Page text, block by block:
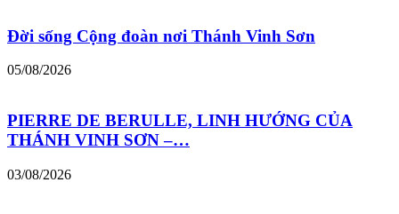
Đời sống Cộng đoàn nơi Thánh Vinh Sơn
05/08/2026
PIERRE DE BERULLE, LINH HƯỚNG CỦA
THÁNH VINH SƠN –…
03/08/2026